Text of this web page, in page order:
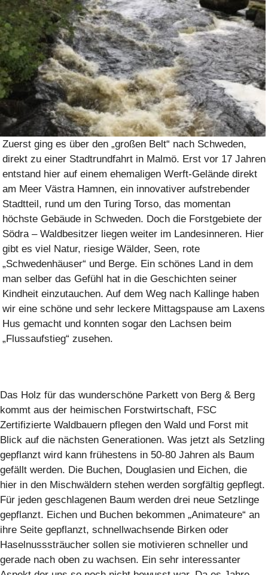
Zuerst ging es über den „großen Belt“ nach Schweden,
direkt zu einer Stadtrundfahrt in Malmö. Erst vor 17 Jahren
entstand hier auf einem ehemaligen Werft-Gelände direkt
am Meer Västra Hamnen, ein innovativer aufstrebender
Stadtteil, rund um den Turing Torso, das momentan
höchste Gebäude in Schweden. Doch die Forstgebiete der
Södra – Waldbesitzer liegen weiter im Landesinneren. Hier
gibt es viel Natur, riesige Wälder, Seen, rote
„Schwedenhäuser“ und Berge. Ein schönes Land in dem
man selber das Gefühl hat in die Geschichten seiner
Kindheit einzutauchen. Auf dem Weg nach Kallinge haben
wir eine schöne und sehr leckere Mittagspause am Laxens
Hus gemacht und konnten sogar den Lachsen beim
„Flussaufstieg“ zusehen.
Das Holz für das wunderschöne Parkett von Berg & Berg
kommt aus der heimischen Forstwirtschaft, FSC
Zertifizierte Waldbauern pflegen den Wald und Forst mit
Blick auf die nächsten Generationen. Was jetzt als Setzling
gepflanzt wird kann frühestens in 50-80 Jahren als Baum
gefällt werden. Die Buchen, Douglasien und Eichen, die
hier in den Mischwäldern stehen werden sorgfältig gepflegt.
Für jeden geschlagenen Baum werden drei neue Setzlinge
gepflanzt. Eichen und Buchen bekommen „Animateure“ an
ihre Seite gepflanzt, schnellwachsende Birken oder
Haselnusssträucher sollen sie motivieren schneller und
gerade nach oben zu wachsen. Ein sehr interessanter